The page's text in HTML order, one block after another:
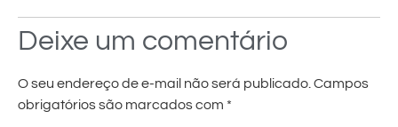
Deixe um comentário
O seu endereço de e-mail não será publicado. Campos
obrigatórios são marcados com *